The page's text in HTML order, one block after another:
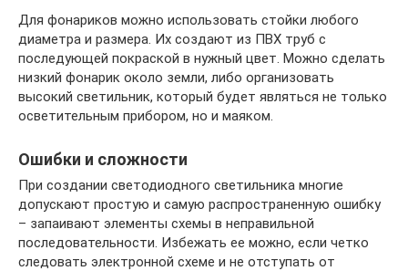
Для фонариков можно использовать стойки любого
диаметра и размера. Их создают из ПВХ труб с
последующей покраской в нужный цвет. Можно сделать
низкий фонарик около земли, либо организовать
высокий светильник, который будет являться не только
осветительным прибором, но и маяком.
Ошибки и сложности
При создании светодиодного светильника многие
допускают простую и самую распространенную ошибку
– запаивают элементы схемы в неправильной
последовательности. Избежать ее можно, если четко
следовать электронной схеме и не отступать от